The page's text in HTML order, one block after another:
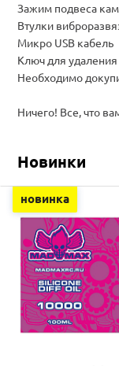
Зажим подвеса
Втулки
Микро USB кабель
Ключ для
Необходимо
Ничего! Все, что
Новинки
новинка